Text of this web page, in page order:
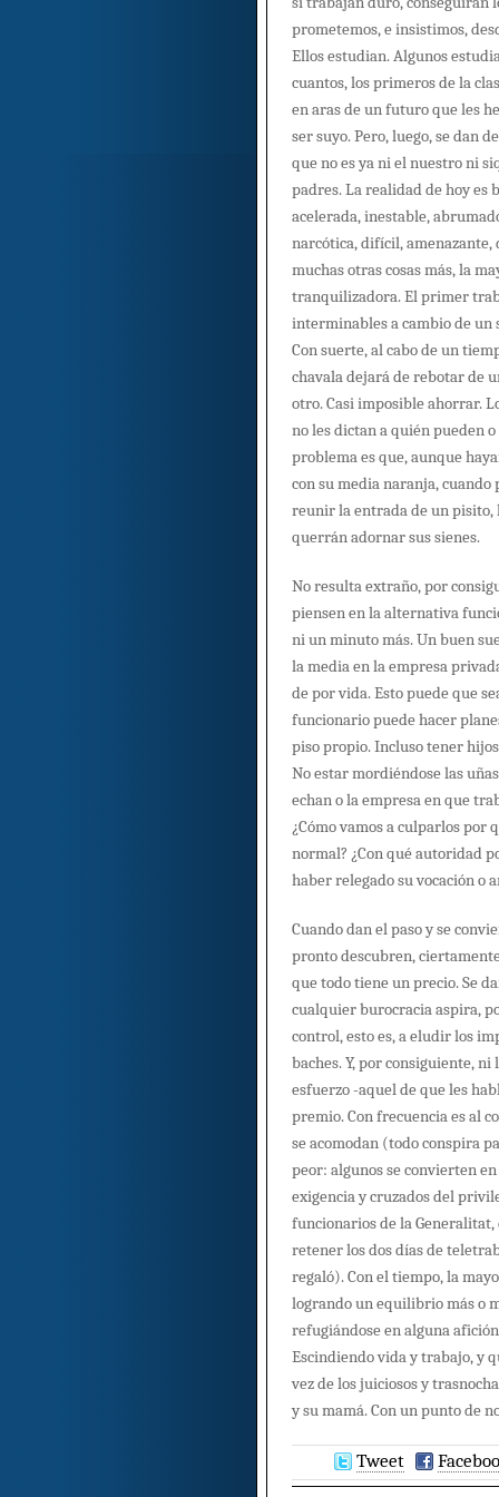
prometemos, e insistimos,
Ellos estudian. Algunos
cuantos, los primeros de la
en aras de un futuro que les
ser suyo. Pero, luego, se dan
que no es ya ni el nuestro ni
padres. La realidad de hoy es
acelerada, inestable,
narcótica, difícil,
muchas otras cosas más, la
tranquilizadora. El primer
interminables a cambio de un
Con suerte, al cabo de un
chavala dejará de rebotar de
otro. Casi imposible ahorrar.
no les dictan a quién pueden
problema es que, aunque
con su media naranja,
reunir la entrada de un pisito,
querrán adornar sus sienes.
No resulta extraño, por
piensen en la alternativa
ni un minuto más. Un buen
la media en la empresa
de por vida. Esto puede que
funcionario puede hacer
piso propio. Incluso tener
No estar mordiéndose las
echan o la empresa en que
¿Cómo vamos a culparlos por
normal? ¿Con qué autoridad
haber relegado su vocación o
Cuando dan el paso y se
pronto descubren,
que todo tiene un precio. Se
cualquier burocracia aspira,
control, esto es, a eludir los
baches. Y, por consiguiente, ni
esfuerzo -aquel de que les
premio. Con frecuencia es al
se acomodan (todo conspira
peor: algunos se convierten
exigencia y cruzados del
funcionarios de la
retener los dos días de
regaló). Con el tiempo, la
logrando un equilibrio más o
refugiándose en alguna
Escindiendo vida y trabajo, y
vez de los juiciosos y
y su mamá. Con un punto de
Tweet